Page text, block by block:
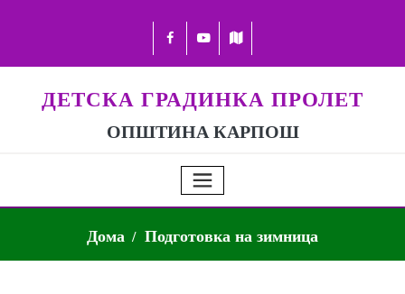
ДЕТСКА ГРАДИНКА ПРОЛЕТ
ОПШТИНА КАРПОШ
Дома Подготовка на зимница